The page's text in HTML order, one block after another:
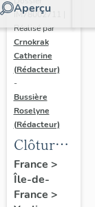
Aperçu
IM78002711 |
Réalisé par
Crnokrak
Catherine
(Rédacteur)
-
Bussière
Roselyne
(Rédacteur)
Clôture
de
chœur
France >
Île-de-
France >